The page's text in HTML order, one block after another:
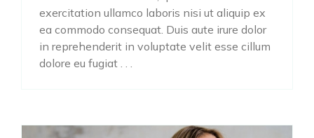
exercitation ullamco laboris nisi ut aliquip ex
ea commodo consequat. Duis aute irure dolor
in reprehenderit in voluptate velit esse cillum
dolore eu fugiat . . .